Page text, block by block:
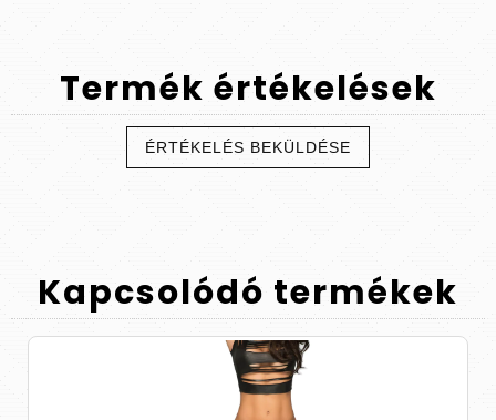
Termék értékelések
ÉRTÉKELÉS BEKÜLDÉSE
Kapcsolódó termékek